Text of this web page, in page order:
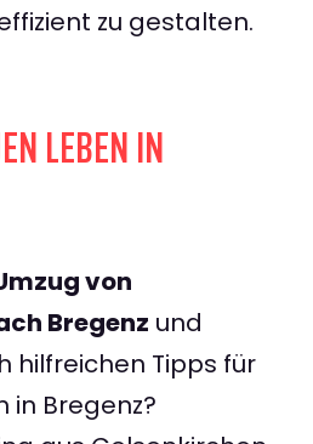
zu gestalten.
LEBEN IN
von
Bregenz und
hilfreichen Tipps für
in Bregenz?